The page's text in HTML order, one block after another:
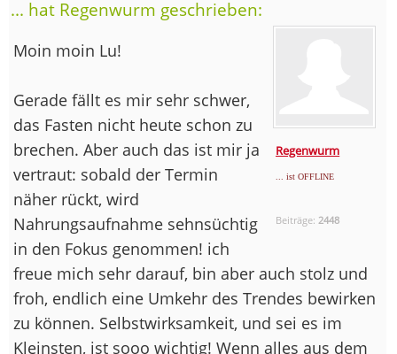
... hat Regenwurm geschrieben:
Regenwurm
... ist OFFLINE
Beiträge: 2448
Moin moin Lu!
Gerade fällt es mir sehr schwer,
das Fasten nicht heute schon zu
brechen. Aber auch das ist mir ja
vertraut: sobald der Termin
näher rückt, wird
Nahrungsaufnahme sehnsüchtig
in den Fokus genommen! ich
freue mich sehr darauf, bin aber auch stolz und
froh, endlich eine Umkehr des Trendes bewirken
zu können. Selbstwirksamkeit, und sei es im
Kleinsten, ist sooo wichtig! Wenn alles aus dem